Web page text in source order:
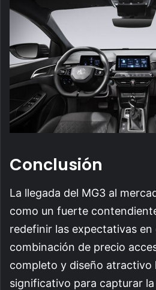
Conclusión
La llegada del MG3 al
como un fuerte
redefinir las expectativas en
combinación de precio
completo y diseño atractivo
significativo para capturar